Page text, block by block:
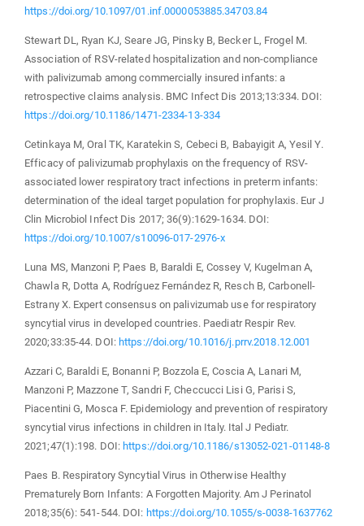
https://doi.org/10.1097/01.inf.0000053885.34703.84
Stewart DL, Ryan KJ, Seare JG, Pinsky B, Becker L, Frogel M.
Association of RSV-related hospitalization and non-compliance
with palivizumab among commercially insured infants: a
retrospective claims analysis. BMC Infect Dis 2013;13:334. DOI:
https://doi.org/10.1186/1471-2334-13-334
Cetinkaya M, Oral TK, Karatekin S, Cebeci B, Babayigit A, Yesil Y.
Efficacy of palivizumab prophylaxis on the frequency of RSV-
associated lower respiratory tract infections in preterm infants:
determination of the ideal target population for prophylaxis. Eur J
Clin Microbiol Infect Dis 2017; 36(9):1629-1634. DOI:
https://doi.org/10.1007/s10096-017-2976-x
Luna MS, Manzoni P, Paes B, Baraldi E, Cossey V, Kugelman A,
Chawla R, Dotta A, Rodríguez Fernández R, Resch B, Carbonell-
Estrany X. Expert consensus on palivizumab use for respiratory
syncytial virus in developed countries. Paediatr Respir Rev.
2020;33:35-44. DOI: https://doi.org/10.1016/j.prrv.2018.12.001
Azzari C, Baraldi E, Bonanni P, Bozzola E, Coscia A, Lanari M,
Manzoni P, Mazzone T, Sandri F, Checcucci Lisi G, Parisi S,
Piacentini G, Mosca F. Epidemiology and prevention of respiratory
syncytial virus infections in children in Italy. Ital J Pediatr.
2021;47(1):198. DOI: https://doi.org/10.1186/s13052-021-01148-8
Paes B. Respiratory Syncytial Virus in Otherwise Healthy
Prematurely Born Infants: A Forgotten Majority. Am J Perinatol
2018;35(6): 541-544. DOI: https://doi.org/10.1055/s-0038-1637762